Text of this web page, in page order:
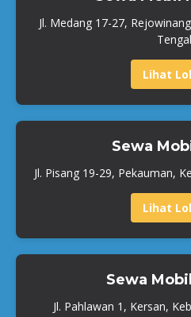
Jl. Medang 17-27,
Lihat
Sewa
Jl. Pisang 19-29, Pekauman,
Lihat
Sewa
Jl. Pahlawan 1, Kersan,